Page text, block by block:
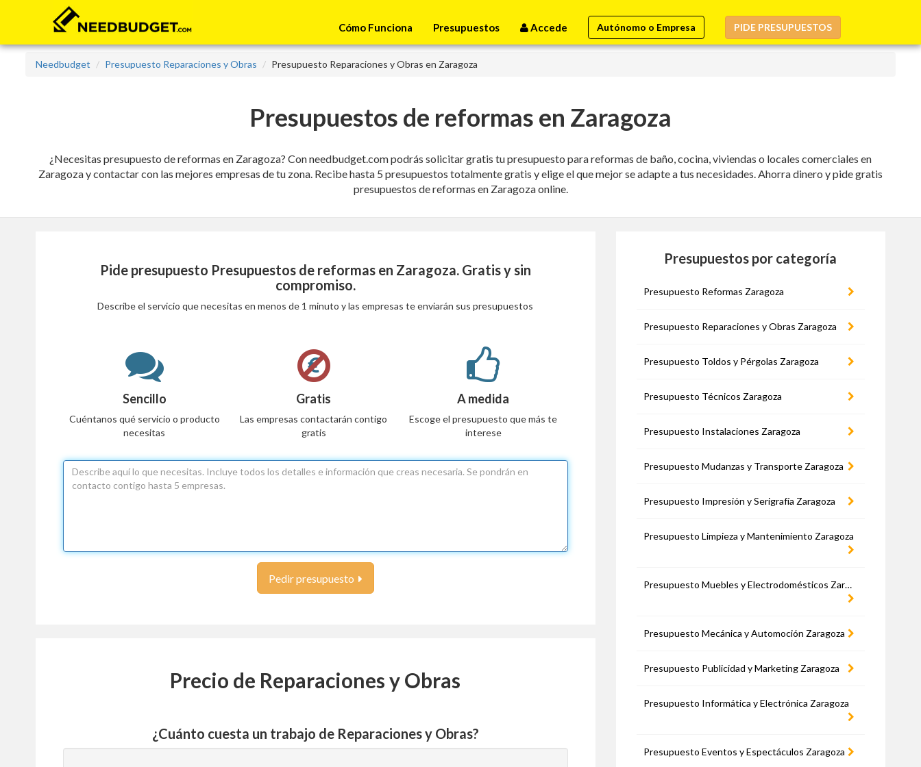
Cómo Funciona Presupuestos Accede Autónomo o Empresa PIDE PRESUPUESTOS
Needbudget Presupuesto Reparaciones y Obras Presupuesto Reparaciones y Obras en Zaragoza
Presupuestos de reformas en Zaragoza
¿Necesitas presupuesto de reformas en Zaragoza? Con needbudget.com podrás solicitar gratis tu presupuesto para reformas de baño, cocina, viviendas o locales comerciales en
Zaragoza y contactar con las mejores empresas de tu zona. Recibe hasta 5 presupuestos totalmente gratis y elige el que mejor se adapte a tus necesidades. Ahorra dinero y pide gratis
presupuestos de reformas en Zaragoza online.
Pide presupuesto Presupuestos de reformas en Zaragoza. Gratis y sin
compromiso.
Describe el servicio que necesitas en menos de 1 minuto y las empresas te enviarán sus presupuestos
Sencillo
Cuéntanos qué servicio o producto
necesitas
Gratis
Las empresas contactarán contigo
gratis
A medida
Escoge el presupuesto que más te
interese
Pedir presupuesto
Precio de Reparaciones y Obras
¿Cuánto cuesta un trabajo de Reparaciones y Obras?
Presupuestos por categoría
Presupuesto Reformas Zaragoza
Presupuesto Reparaciones y Obras Zaragoza
Presupuesto Toldos y Pérgolas Zaragoza
Presupuesto Técnicos Zaragoza
Presupuesto Instalaciones Zaragoza
Presupuesto Mudanzas y Transporte Zaragoza
Presupuesto Impresión y Serigrafía Zaragoza
Presupuesto Limpieza y Mantenimiento Zaragoza
Presupuesto Muebles y Electrodomésticos Zaragoza
Presupuesto Mecánica y Automoción Zaragoza
Presupuesto Publicidad y Marketing Zaragoza
Presupuesto Informática y Electrónica Zaragoza
Presupuesto Eventos y Espectáculos Zaragoza